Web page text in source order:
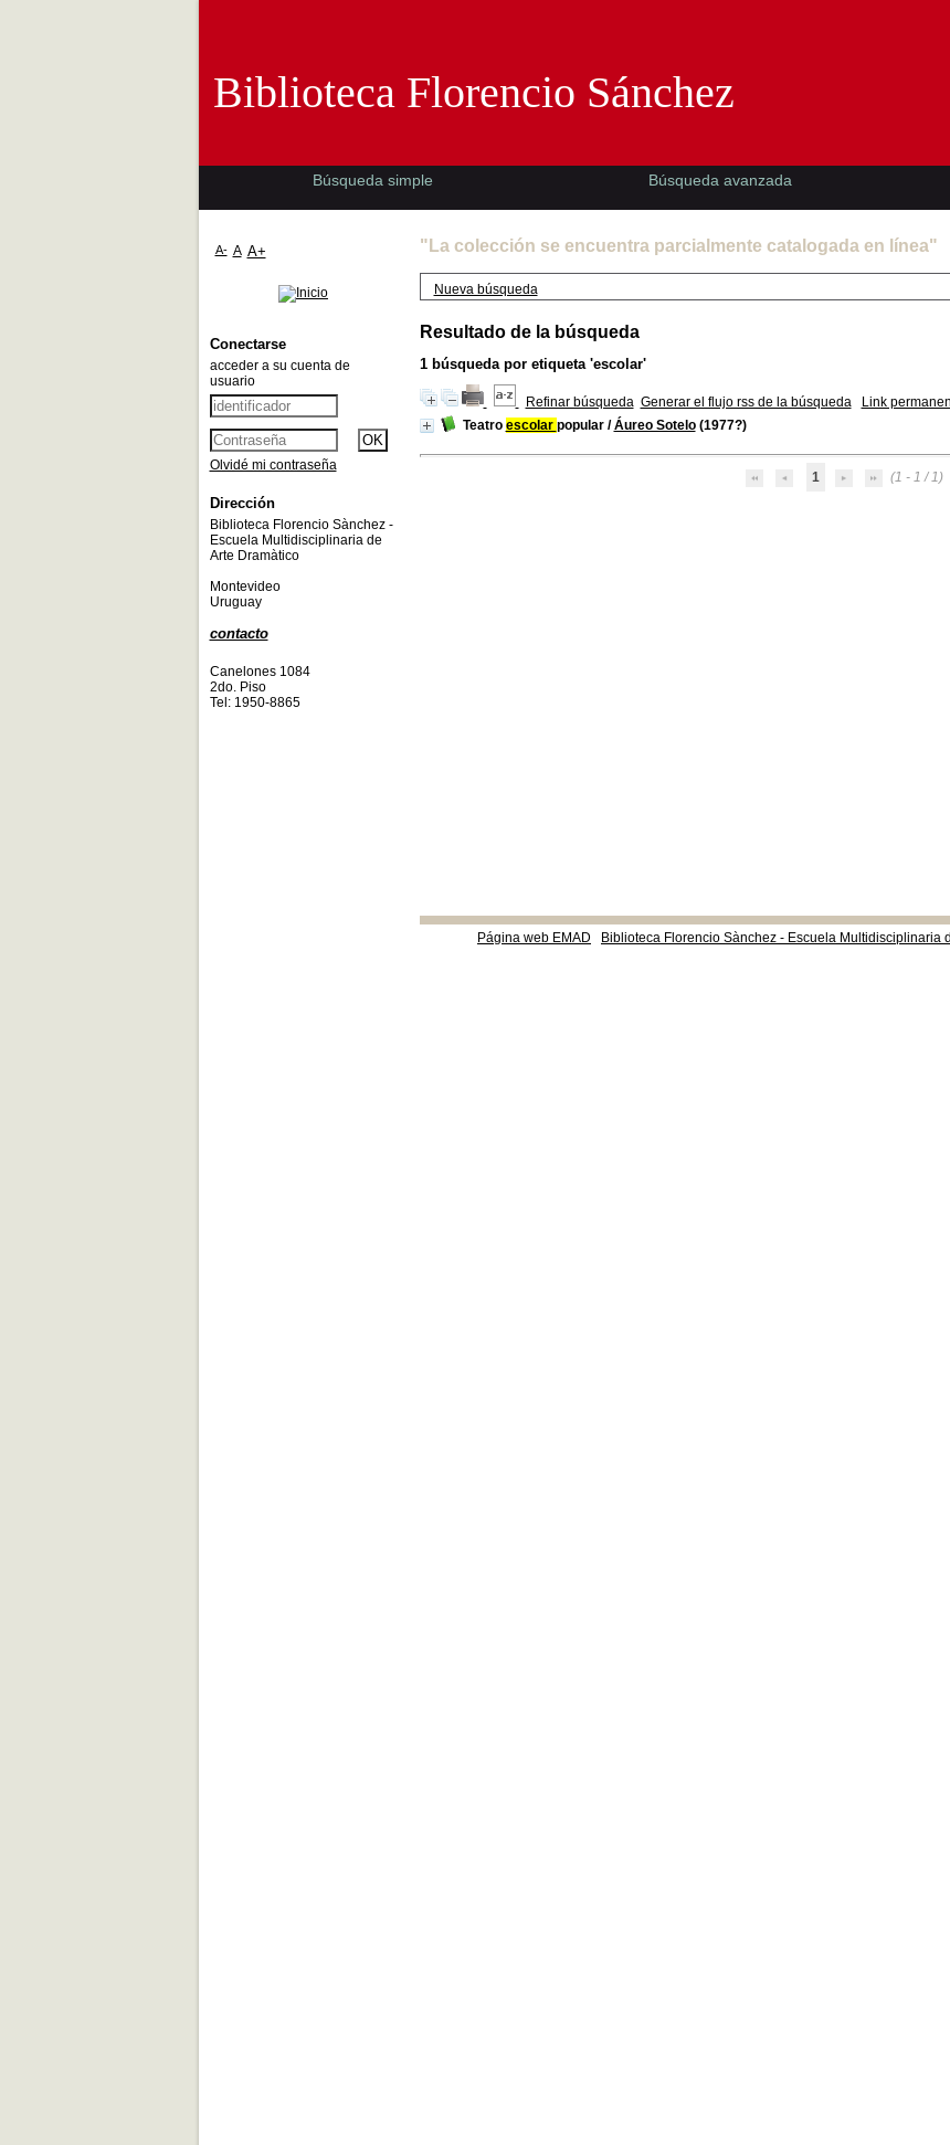
"La colección se encuentra parcialmente catalogada en línea"
Nueva búsqueda
Resultado de la búsqueda
1búsqueda por etiqueta 'escolar'
Refinar búsqueda Generar el flujo rss de la búsqueda
Link
Teatro escolar popular/Áureo Sotelo(1977?)
1 (1 - 1 / 1)
Página web EMAD Biblioteca Florencio Sànchez - Escuela Multidisciplinaria
Biblioteca Florencio Sánchez
Búsqueda simple Búsqueda avanzada
A- A A+
Conectarse
acceder a su cuenta de
usuario
Olvidé mi contraseña
Dirección
Biblioteca Florencio Sànchez -
Escuela Multidisciplinaria de
Arte Dramàtico
Montevideo
Uruguay
contacto
Canelones 1084
2do. Piso
Tel: 1950-8865